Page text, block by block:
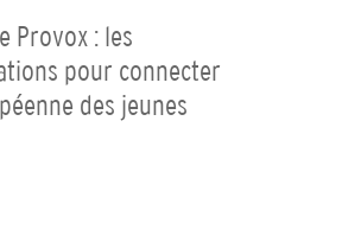
Provox : les
pour connecter
des jeunes